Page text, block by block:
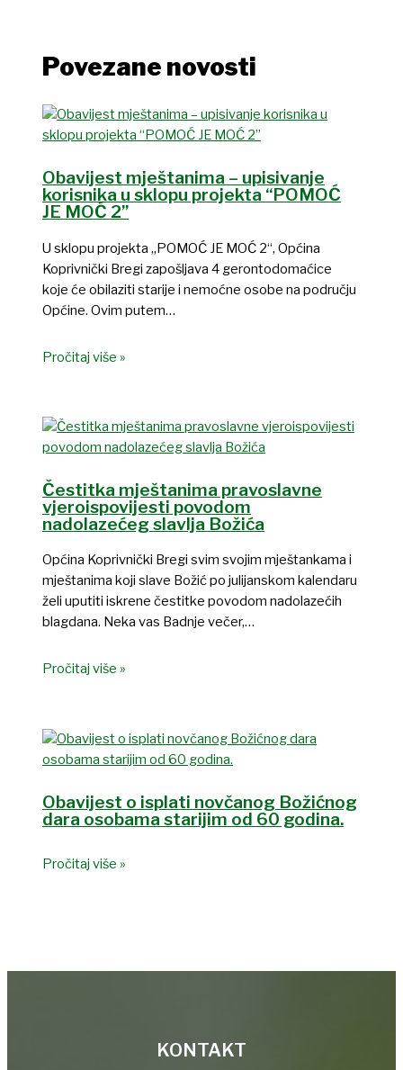
Povezane novosti
Obavijest mještanima – upisivanje
korisnika u sklopu projekta “POMOĆ
JE MOĆ 2”
U sklopu projekta „POMOĆ JE MOĆ 2“, Općina
Koprivnički Bregi zapošljava 4 gerontodomaćice
koje će obilaziti starije i nemoćne osobe na području
Općine. Ovim putem…
Pročitaj više »
Čestitka mještanima pravoslavne
vjeroispovijesti povodom
nadolazećeg slavlja Božića
Općina Koprivnički Bregi svim svojim mještankama i
mještanima koji slave Božić po julijanskom kalendaru
želi uputiti iskrene čestitke povodom nadolazećih
blagdana. Neka vas Badnje večer,…
Pročitaj više »
Obavijest o isplati novčanog Božićnog
dara osobama starijim od 60 godina.
Pročitaj više »
KONTAKT